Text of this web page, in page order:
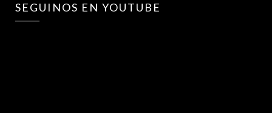
SEGUINOS EN YOUTUBE